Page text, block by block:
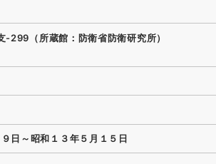
-299（所蔵館：防衛省防衛研究所）
日～昭和１３年５月１５日